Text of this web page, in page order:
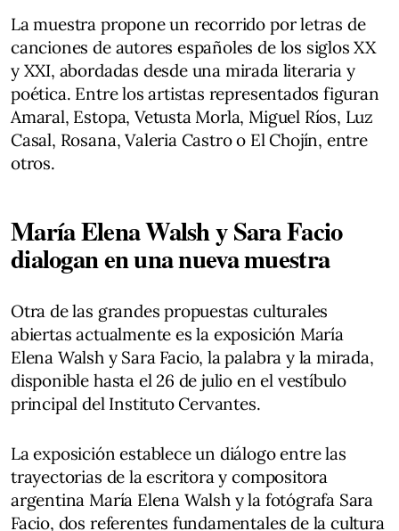
La muestra propone un recorrido por letras de
canciones de autores españoles de los siglos XX
y XXI, abordadas desde una mirada literaria y
poética. Entre los artistas representados figuran
Amaral, Estopa, Vetusta Morla, Miguel Ríos, Luz
Casal, Rosana, Valeria Castro o El Chojín, entre
otros.
María Elena Walsh y Sara Facio
dialogan en una nueva muestra
Otra de las grandes propuestas culturales
abiertas actualmente es la exposición María
Elena Walsh y Sara Facio, la palabra y la mirada,
disponible hasta el 26 de julio en el vestíbulo
principal del Instituto Cervantes.
La exposición establece un diálogo entre las
trayectorias de la escritora y compositora
argentina María Elena Walsh y la fotógrafa Sara
Facio, dos referentes fundamentales de la cultura